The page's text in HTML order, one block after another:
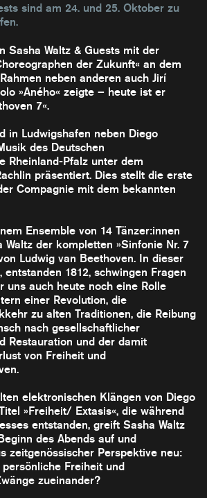
sind am 24. und 25. Oktober zu
Sasha Waltz & Guests mit der
der Zukunft« an dem
neben anderen auch Jirí
»Aného« zeigte – heute ist er
7«.
in Ludwigshafen neben Diego
des Deutschen
Rheinland-Pfalz unter dem
präsentiert. Dies stellt die erste
Compagnie mit dem bekannten
Ensemble von 14 Tänzer:innen
Waltz der kompletten »Sinfonie Nr. 7
Ludwig van Beethoven. In dieser
entstanden 1812, schwingen Fragen
uns auch heute noch eine Rolle
einer Revolution, die
zu alten Traditionen, die Reibung
nach gesellschaftlicher
Restauration und der damit
von Freiheit und
elektronischen Klängen von Diego
»Freiheit/ Extasis«, die während
entstanden, greift Sasha Waltz
des Abends auf und
zeitgenössischer Perspektive neu:
Freiheit und
zueinander?